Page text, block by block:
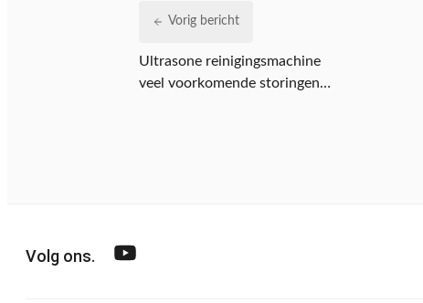
Vorig bericht
Ultrasone reinigingsmachine
veel voorkomende storingen
Volg ons.